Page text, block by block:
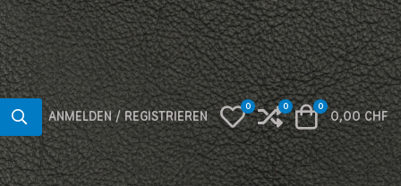
ANMELDEN / REGISTRIEREN My Wishlist
0 Compare
0 Warenkorb
0
0,00 CHF